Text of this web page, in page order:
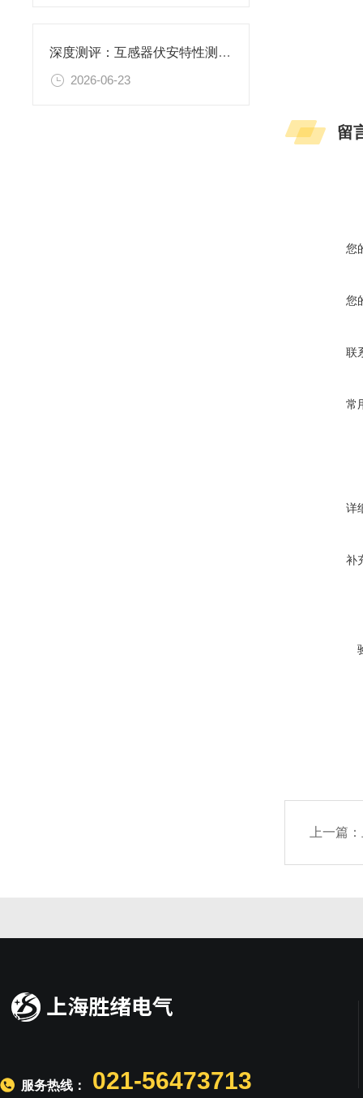
深度测评：互感器伏安特性测试仪哪家口碑好？上海胜绪备受青睐
2026-06-23
留
您
您
联
常
详
补
上一篇：
服务热线： 021-56473713